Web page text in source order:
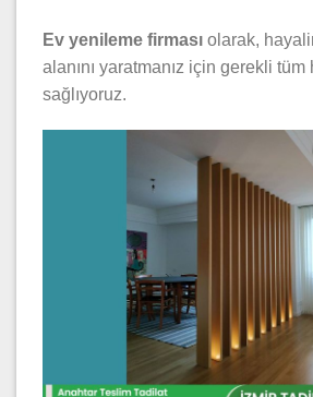
Ev yenileme firması olarak,
alanını yaratmanız için gerekli tüm
sağlıyoruz.